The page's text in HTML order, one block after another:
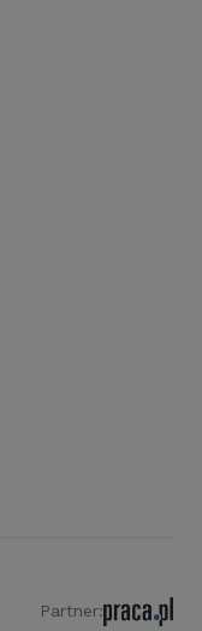
Partner: